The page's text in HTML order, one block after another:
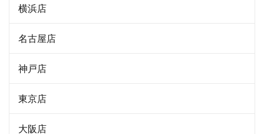
横浜店
名古屋店
神戸店
東京店
大阪店